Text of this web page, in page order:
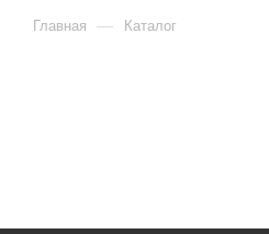
Главная — Каталог